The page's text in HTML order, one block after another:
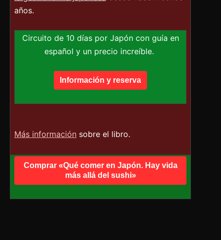
años.
Circuito de 10 días por Japón con guía en
español y un precio increíble.
Información y reserva
Más información sobre el libro.
Comprar «Qué comer en Japón. Hay vida
más allá del sushi»